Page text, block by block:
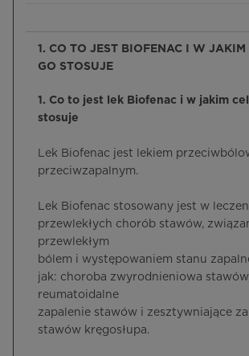
1. CO TO JEST BIOFENAC I W JAKIM
GO STOSUJE
1. Co to jest lek Biofenac i w jakim
stosuje
Lek Biofenac jest lekiem
przeciwzapalnym.
Lek Biofenac stosowany jest w
przewlekłych chorób stawów,
przewlekłym
bólem i występowaniem stanu
jak: choroba zwyrodnieniowa
reumatoidalne
zapalenie stawów i zesztywniające
stawów kręgosłupa.